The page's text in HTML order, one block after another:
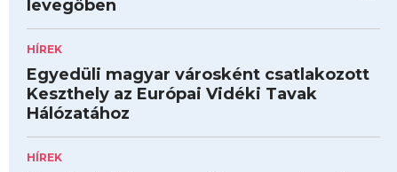
levegőben
HÍREK
Egyedüli magyar városként csatlakozott
Keszthely az Európai Vidéki Tavak
Hálózatához
HÍREK